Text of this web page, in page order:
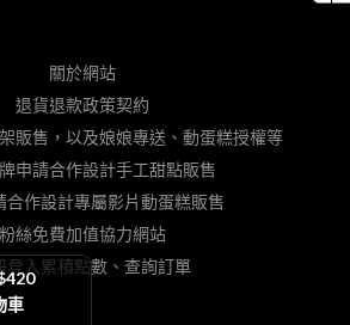
關於網站
退貨退款政策契約
販售，以及娘娘專送、動蛋糕授權等
申請合作設計手工甜點販售
合作設計專屬影片動蛋糕販售
粉絲免費加值協力網站
登入累積點數、查詢訂單
車